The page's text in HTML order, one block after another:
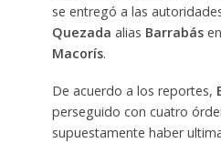
se entregó a las
Quezada alias Barrabás en
Macorís.
De acuerdo a los reportes,
perseguido con cuatro
supuestamente haber